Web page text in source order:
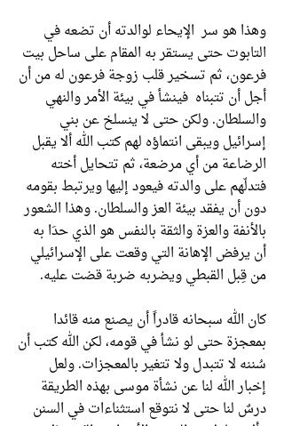
وهذا هو سر الإيحاء لوالدته أن تضعه في
التابوت حتى يستقر به المقام على ساحل بيت
فرعون، ثم تسخير قلب زوجة فرعون له من أن
أجل أن تتبناه فينشأ في بيئة الأمر والنهي
والسلطان. ولكن حتى لا ينسلخ عن بني
إسرائيل ويبقى انتماؤه لهم كتب الله ألا يقبل
الرضاعة من أي مرضعة، ثم تتحايل أخته
فتدلّهم على والدته فيعود إليها ويرتبط بقومه
دون أن يفقد بيئة العز والسلطان. وهذا الشعور
بالأنفة والعزة والثقة بالنفس هو الذي حدَا به
أن يرفض الإهانة التي وقعت على الإسرائيلي
من قِبل القبطي ويضربه ضربة قضت عليه.
كان الله سبحانه قادراً أن يصنع منه قائدا
بمعجزة حتى لو نشأ في قومه، لكن الله كتب أن
سُننه لا تتبدل ولا تتغير بالمعجزات. ولعل
إخبار الله لنا عن نشأة موسى بهذه الطريقة
درسٌ لنا حتى لا نتوقع استثناءات في السنن